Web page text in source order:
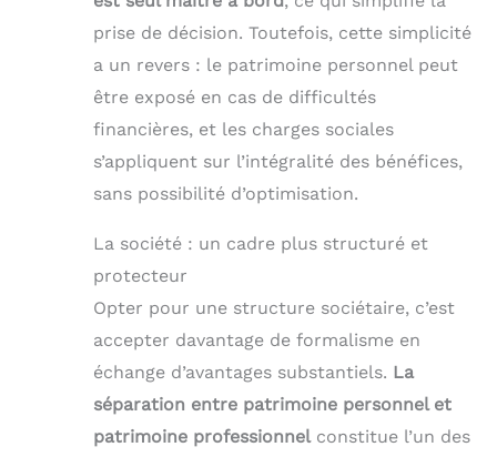
prise de décision. Toutefois, cette simplicité
a un revers : le patrimoine personnel peut
être exposé en cas de difficultés
financières, et les charges sociales
s’appliquent sur l’intégralité des bénéfices,
sans possibilité d’optimisation.
La société : un cadre plus structuré et
protecteur
Opter pour une structure sociétaire, c’est
accepter davantage de formalisme en
échange d’avantages substantiels. La
séparation entre patrimoine personnel et
patrimoine professionnelconstitue l’un des